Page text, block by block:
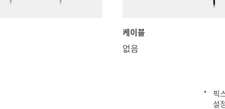
케이블
없음
*
픽
설